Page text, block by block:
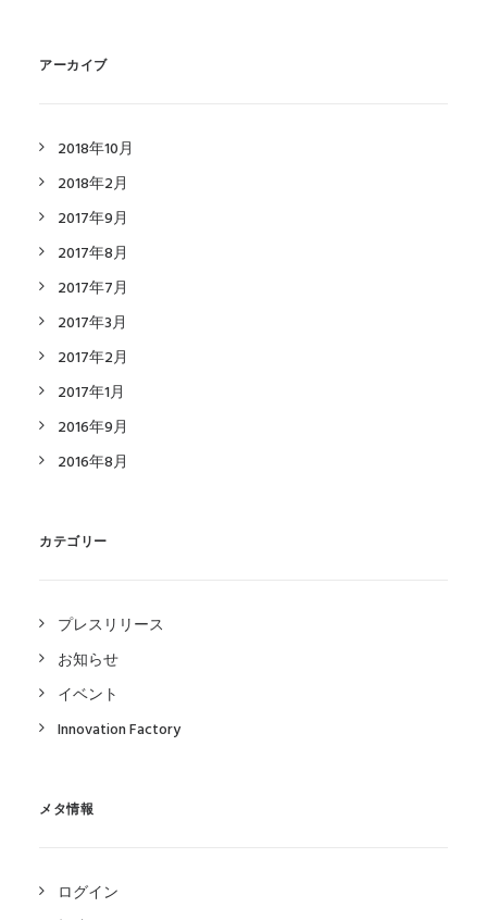
アーカイブ
2018年10月
2018年2月
2017年9月
2017年8月
2017年7月
2017年3月
2017年2月
2017年1月
2016年9月
2016年8月
カテゴリー
プレスリリース
お知らせ
イベント
Innovation Factory
メタ情報
ログイン